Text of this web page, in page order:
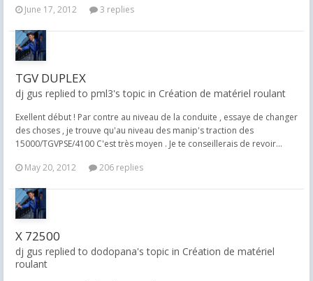
June 17, 2012
3 replies
TGV DUPLEX
dj gus replied to pml3's topic in Création de matériel roulant
Exellent début ! Par contre au niveau de la conduite , essaye de changer
des choses , je trouve qu'au niveau des manip's traction des
15000/TGVPSE/4100 C'est très moyen . Je te conseillerais de revoir...
May 20, 2012
206 replies
X 72500
dj gus replied to dodopana's topic in Création de matériel
roulant